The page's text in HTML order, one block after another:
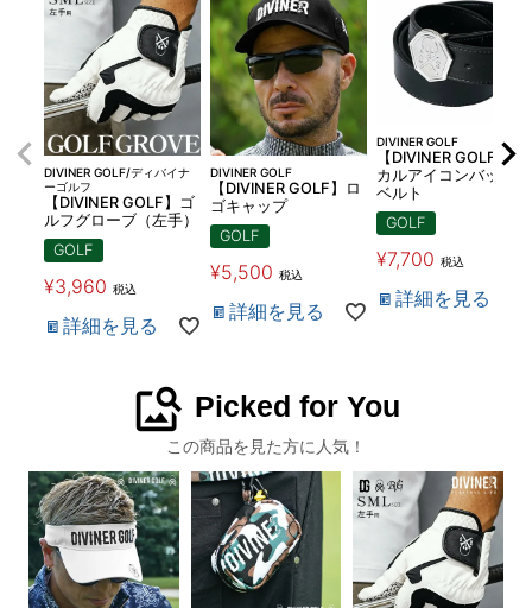
DIVINER GOLF/ディバイナ
ーゴルフ
【DIVINER GOLF】ゴ
ルフグローブ（左手）
GOLF
¥3,960 税込
詳細を見る
DIVINER GOLF
【DIVINER GOLF】ロ
ゴキャップ
GOLF
¥5,500 税込
詳細を見る
DIVINER GOLF
【DIVINER GOLF】ス
カルアイコンバックル
ベルト
GOLF
¥7,700 税込
詳細を見る
image_search Picked for You
この商品を見た方に人気！